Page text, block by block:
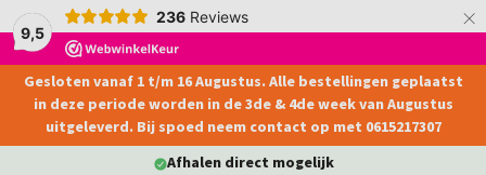
9,5
236 Reviews ×
Gesloten vanaf 1 t/m 16 Augustus. Alle bestellingen geplaatst
in deze periode worden in de 3de & 4de week van Augustus
uitgeleverd. Bij spoed neem contact op met 0615217307
Afhalen direct mogelijk